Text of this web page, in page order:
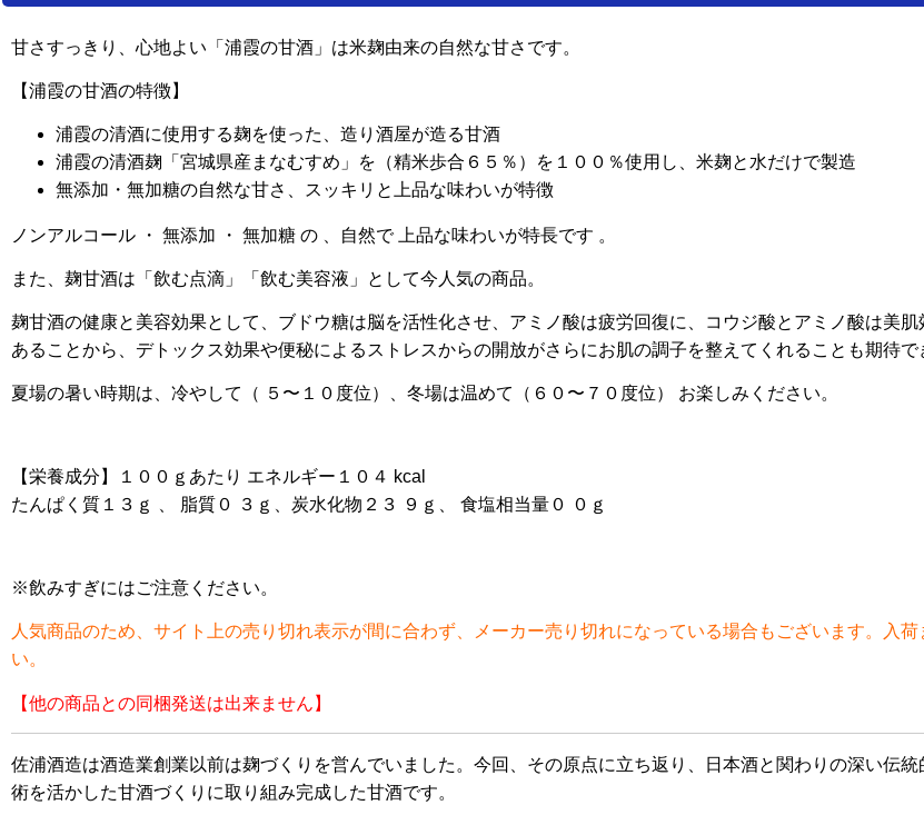
甘さすっきり、心地よい「浦霞の甘酒」は米麹由来の自然な甘さです。
【浦霞の甘酒の特徴】
浦霞の清酒に使用する麹を使った、造り酒屋が造る甘酒
浦霞の清酒麹「宮城県産まなむすめ」を（精米歩合６５％）を１００％使用し、米麹と水だけで製造
無添加・無加糖の自然な甘さ、スッキリと上品な味わいが特徴
ノンアルコール ・ 無添加 ・ 無加糖 の 、自然で 上品な味わいが特長です 。
また、麹甘酒は「飲む点滴」「飲む美容液」として今人気の商品。
麹甘酒の健康と美容効果として、ブドウ糖は脳を活性化させ、アミノ酸は疲労回復に、コウジ酸とアミノ酸は美
あることから、デトックス効果や便秘によるストレスからの開放がさらにお肌の調子を整えてくれることも期待で
夏場の暑い時期は、 冷やして（ ５〜１０度位）、冬場は温めて（６０〜７０度位） お楽しみください。
【栄養成分】１００ｇあたり エネルギー１０４ kcal
たんぱく質１３ｇ 、 脂質０ ３ｇ、炭水化物２３ ９ｇ、 食塩相当量０ ０ｇ
※飲みすぎにはご注意ください。
人気商品のため、サイト上の売り切れ表示が間に合わず、メーカー売り切れになっている場合もございます。入
い。
【他の商品との同梱発送は出来ません】
佐浦酒造は酒造業創業以前は麹づくりを営んでいました。今回、その原点に立ち返り、日本酒と関わりの深い伝
術を活かした甘酒づくりに取り組み完成した甘酒です。